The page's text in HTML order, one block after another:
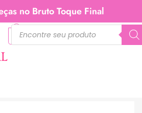
no Bruto Toque Final